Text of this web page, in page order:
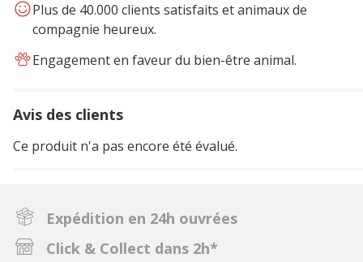
Plus de 40.000 clients satisfaits et animaux de
compagnie heureux.
Engagement en faveur du bien-être animal.
Avis des clients
Ce produit n'a pas encore été évalué.
Expédition en 24h ouvrées
Click & Collect dans 2h*